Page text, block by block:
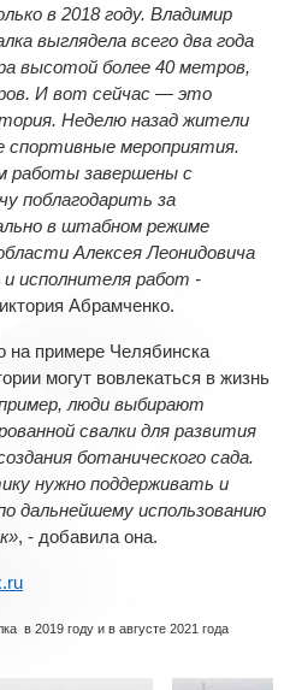
в 2018 году. Владимир
выглядела всего два года
высотой более 40 метров,
И вот сейчас — это
Неделю назад жители
спортивные мероприятия.
работы завершены с
поблагодарить за
в штабном режиме
Алексея Леонидовича
и исполнителя работ -
Абрамченко.
на примере Челябинска
могут вовлекаться в жизнь
люди выбирают
свалки для развития
ботанического сада.
нужно поддерживать и
дальнейшему использованию
, - добавила она.
в 2019 году и в августе 2021 года